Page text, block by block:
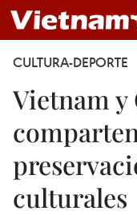
CULTURA-DEPORTE
Vietnam y
culturales